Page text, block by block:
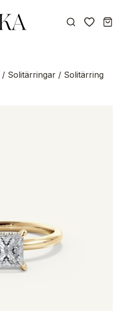
/ Solitärringar / Solitärring